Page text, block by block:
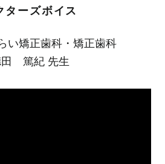
ターズボイス
い矯正歯科・矯正歯科
田 篤紀 先生